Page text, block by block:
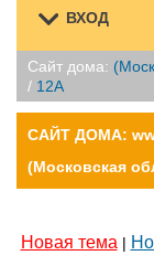
ВХОД
Сайт дома:
/ 12А
САЙТ ДОМА:
(Московская
Новая тема |